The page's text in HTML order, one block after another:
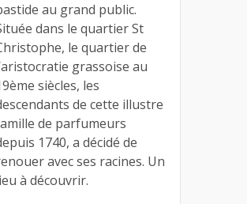
au grand public.
dans le quartier St
le quartier de
grassoise au
siècles, les
de cette illustre
de parfumeurs
1740, a décidé de
avec ses racines. Un
à découvrir.